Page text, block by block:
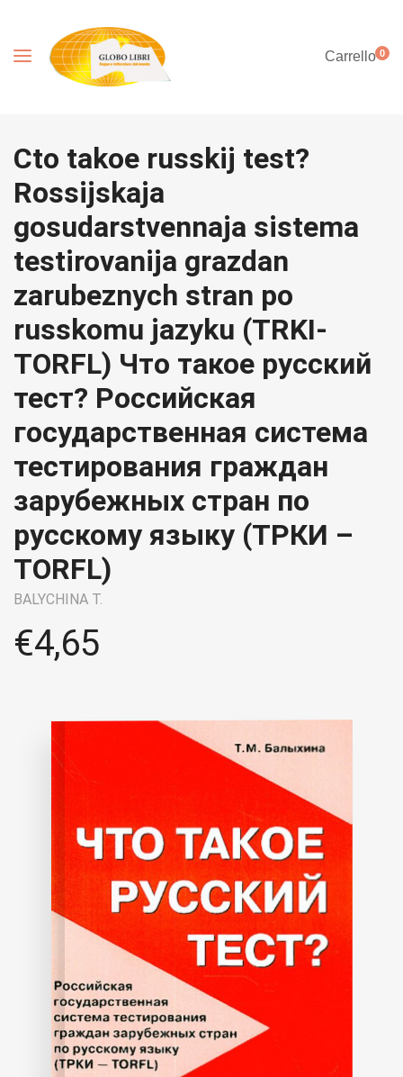
Carrello0
Cto takoe russkij test?
Rossijskaja
gosudarstvennaja sistema
testirovanija grazdan
zarubeznych stran po
russkomu jazyku (TRKI-
TORFL) Что такое русский
тест? Российская
государственная система
тестирования граждан
зарубежных стран по
русскому языку (ТРКИ –
TORFL)
BALYCHINA T.
€4,65